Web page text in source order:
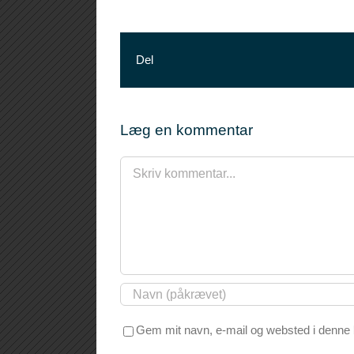
Del
Læg en kommentar
Comment
Gem mit navn, e-mail og websted i